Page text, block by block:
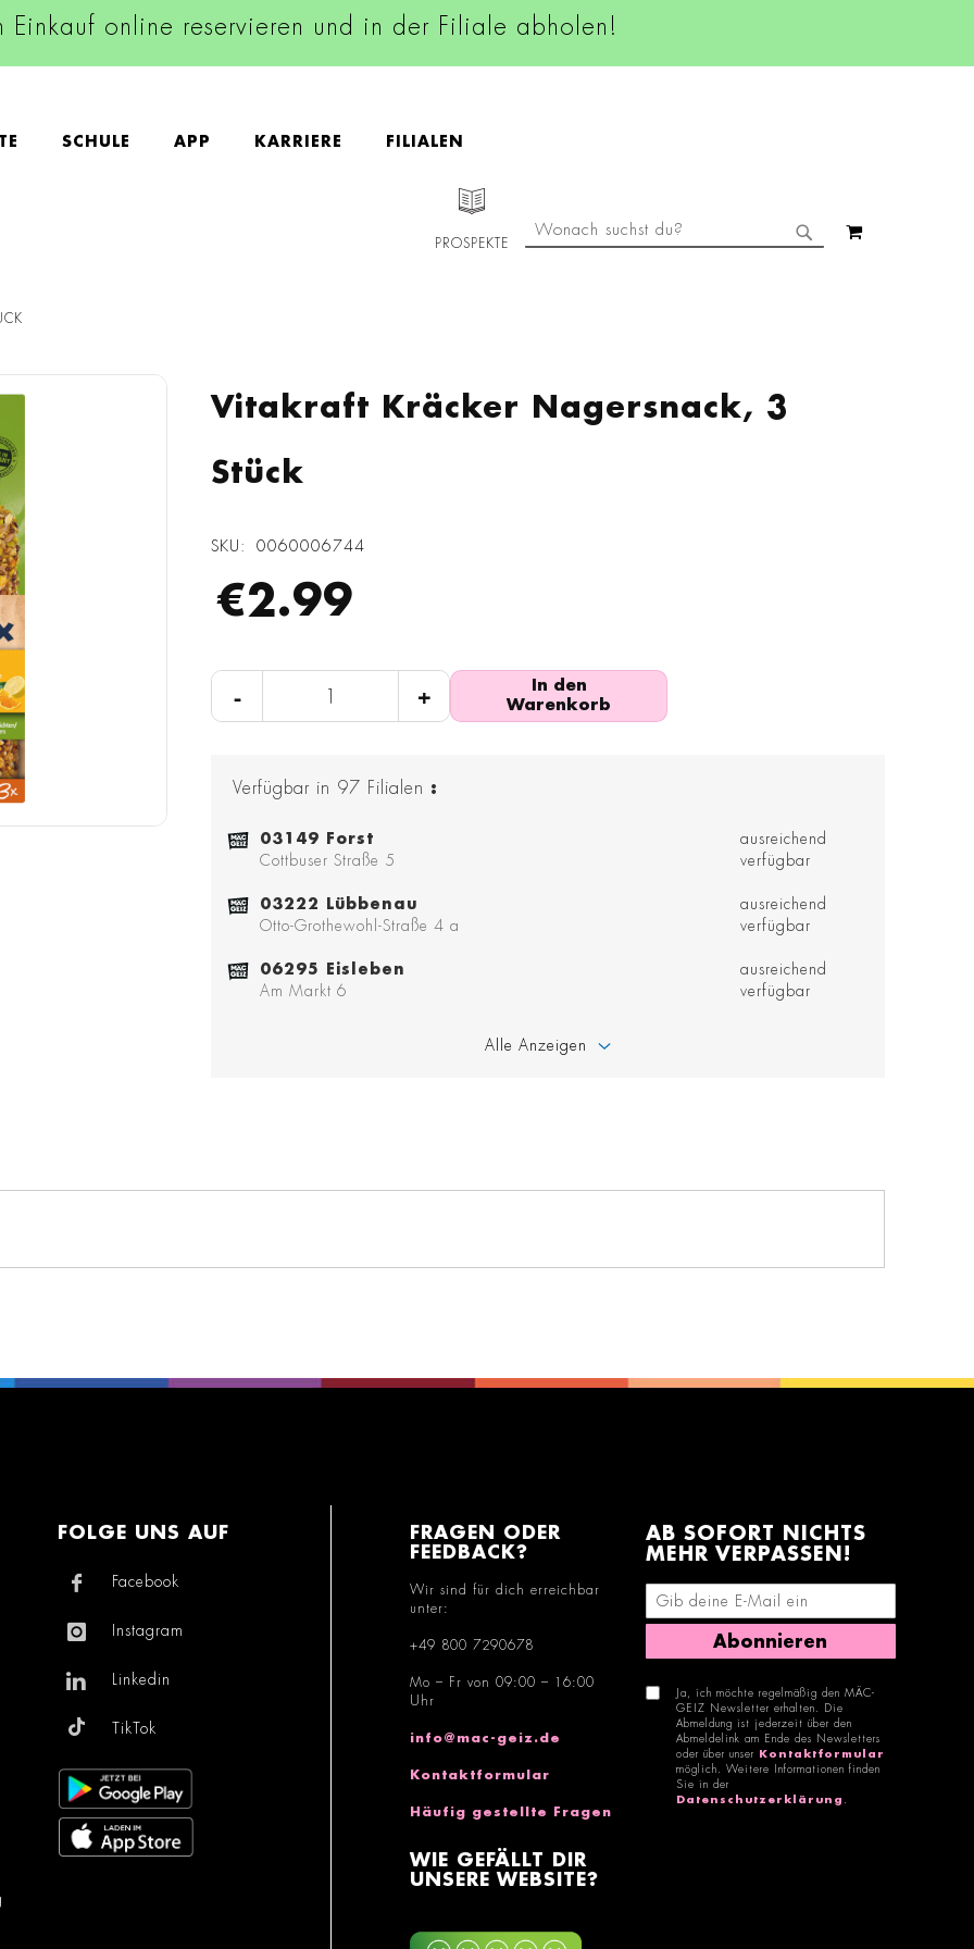
Einkauf online reservieren und in der Filiale abholen!
SCHULE APP KARRIERE FILIALEN
PROSPEKTE
SUCHE
Vitakraft Kräcker Nagersnack, 3
Stück
SKU 0060006744
€2.99
- +
In den
Warenkorb
Verfügbar in 97 Filialen :
03149 Forst
Cottbuser Straße 5
ausreichend
verfügbar
03222 Lübbenau
Otto-Grothewohl-Straße 4 a
ausreichend
verfügbar
06295 Eisleben
Am Markt 6
ausreichend
verfügbar
Alle Anzeigen
FOLGE UNS AUF
Facebook
Instagram
Linkedin
TikTok
FRAGEN ODER
FEEDBACK?
Wir sind für dich erreichbar
unter:
+49 800 7290678
Mo – Fr von 09:00 – 16:00
Uhr
info@mac-geiz.de
Kontaktformular
Häufig gestellte Fragen
WIE GEFÄLLT DIR
UNSERE WEBSITE?
AB SOFORT NICHTS
MEHR VERPASSEN!
E-Mail-Adresse eingeben
Abonnieren
Ja, ich möchte regelmäßig den MÄC-
GEIZ Newsletter erhalten. Die
Abmeldung ist jederzeit über den
Abmeldelink am Ende des Newsletters
oder über unser
Kontaktformular
möglich. Weitere Informationen finden
Sie in der
Datenschutzerklärung .